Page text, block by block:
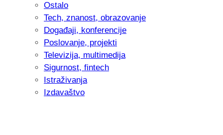
Ostalo
Tech, znanost, obrazovanje
Događaji, konferencije
Poslovanje, projekti
Televizija, multimedija
Sigurnost, fintech
Istraživanja
Izdavaštvo